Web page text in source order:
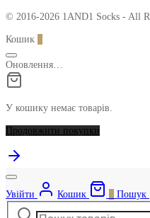
© 2016-2026 1AND1 Socks - All
Кошик
Оновлення…
У кошику немає товарів.
Продовжити покупки
Увійти Кошик
Пошук
Шукати: